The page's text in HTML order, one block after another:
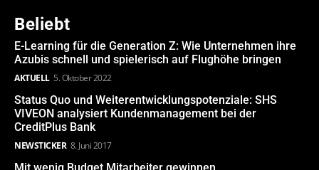
Beliebt
E-Learning für die Generation Z: Wie Unternehmen ihre
Azubis schnell und spielerisch auf Flughöhe bringen
AKTUELL 5. Oktober 2022
Status Quo und Weiterentwicklungspotenziale: SHS
VIVEON analysiert Kundenmanagement bei der
CreditPlus Bank
NEWSTICKER 8. Juni 2017